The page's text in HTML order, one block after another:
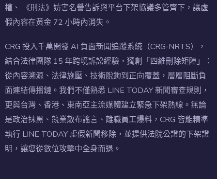
權、 《刑法》妨害名譽告訴與平台下架協議多管齊下，讓虛
假內容在黃金 72 小時內消失。
CRG 投入千萬開發 AI 負面新聞追蹤系統（CRG-NRTS），
結合法律團隊 15 年跨境訴訟經驗，獨創「四維刪除矩陣」：
從內容溯源、法律施壓、技術脫鉤到正向覆蓋，層層阻斷負
面連結傳播鏈。我們不僅熟悉 LINE TODAY 新聞審查規則，
更與台灣、香港、東南亞主流媒體建立緊急下架熱線。無論
是政治抹黑、競業散布謠言、離職員工爆料，CRG 皆能精準
執行 LINE TODAY 虛假新聞移除，並提供法院公證的下架證
明，讓您從數位攻擊中全身而退。